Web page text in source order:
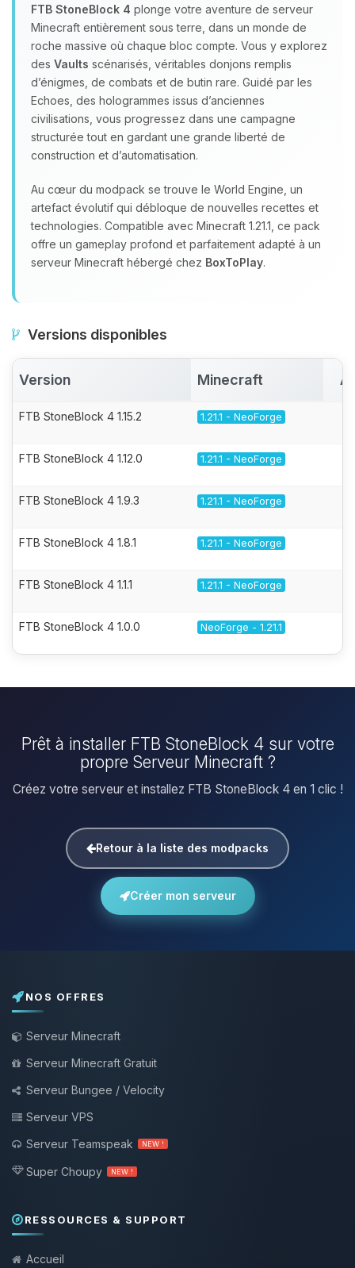
FTB StoneBlock 4 plonge votre aventure de serveur
Minecraft entièrement sous terre, dans un monde de
roche massive où chaque bloc compte. Vous y explorez
des Vaults scénarisés, véritables donjons remplis
d’énigmes, de combats et de butin rare. Guidé par les
Echoes, des hologrammes issus d’anciennes
civilisations, vous progressez dans une campagne
structurée tout en gardant une grande liberté de
construction et d’automatisation.
Au cœur du modpack se trouve le World Engine, un
artefact évolutif qui débloque de nouvelles recettes et
technologies. Compatible avec Minecraft 1.21.1, ce pack
offre un gameplay profond et parfaitement adapté à un
serveur Minecraft hébergé chez BoxToPlay.
Versions disponibles
Version Minecraft
FTB StoneBlock 4 1.15.2 1.21.1 - NeoForge
FTB StoneBlock 4 1.12.0 1.21.1 - NeoForge
FTB StoneBlock 4 1.9.3 1.21.1 - NeoForge
FTB StoneBlock 4 1.8.1 1.21.1 - NeoForge
FTB StoneBlock 4 1.1.1 1.21.1 - NeoForge
FTB StoneBlock 4 1.0.0 NeoForge - 1.21.1
Prêt à installer FTB StoneBlock 4 sur votre
propre Serveur Minecraft ?
Créez votre serveur et installez FTB StoneBlock 4 en 1 clic !
Retour à la liste des modpacks
Créer mon serveur
NOS OFFRES
Serveur Minecraft
Serveur Minecraft Gratuit
Serveur Bungee / Velocity
Serveur VPS
Serveur Teamspeak
NEW !
Super Choupy NEW !
RESSOURCES & SUPPORT
Accueil